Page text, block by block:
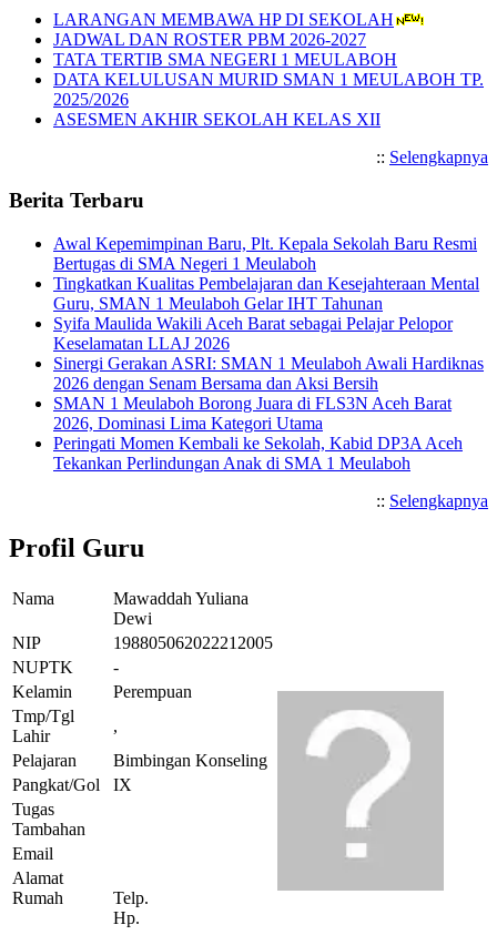
LARANGAN MEMBAWA HP DI SEKOLAH
JADWAL DAN ROSTER PBM 2026-2027
TATA TERTIB SMA NEGERI 1 MEULABOH
DATA KELULUSAN MURID SMAN 1 MEULABOH TP.
2025/2026
ASESMEN AKHIR SEKOLAH KELAS XII
:: Selengkapnya
Berita Terbaru
Awal Kepemimpinan Baru, Plt. Kepala Sekolah Baru Resmi
Bertugas di SMA Negeri 1 Meulaboh
Tingkatkan Kualitas Pembelajaran dan Kesejahteraan Mental
Guru, SMAN 1 Meulaboh Gelar IHT Tahunan
Syifa Maulida Wakili Aceh Barat sebagai Pelajar Pelopor
Keselamatan LLAJ 2026
Sinergi Gerakan ASRI: SMAN 1 Meulaboh Awali Hardiknas
2026 dengan Senam Bersama dan Aksi Bersih
SMAN 1 Meulaboh Borong Juara di FLS3N Aceh Barat
2026, Dominasi Lima Kategori Utama
Peringati Momen Kembali ke Sekolah, Kabid DP3A Aceh
Tekankan Perlindungan Anak di SMA 1 Meulaboh
:: Selengkapnya
Profil Guru
Nama
Mawaddah Yuliana
Dewi
NIP
198805062022212005
NUPTK
-
Kelamin
Perempuan
Tmp/Tgl
Lahir
,
Pelajaran
Bimbingan Konseling
Pangkat/Gol
IX
Tugas
Tambahan
Email
Alamat
Rumah
Telp.
Hp.